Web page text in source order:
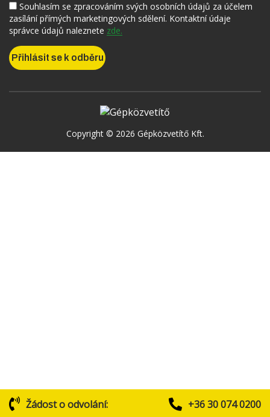
Žádost o odvolání: +36 30 074 0200
Souhlasím se zpracováním svých osobních údajů za účelem
zasílání přímých marketingových sdělení. Kontaktní údaje
správce údajů naleznete zde.
Copyright © 2026 Gépközvetítő Kft.